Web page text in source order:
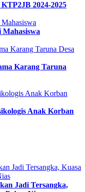
2024-2025
Mahasiswa
Karang Taruna
Anak Korban
Jadi Tersangka,